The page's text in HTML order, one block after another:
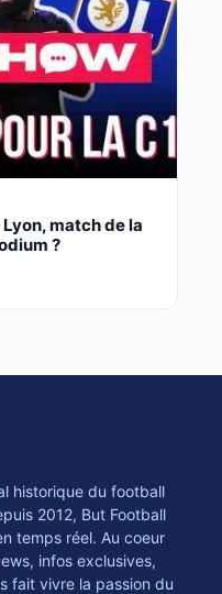
match de la
?
historique du football
2012, But Football
temps réel. Au coeur
infos exclusives,
fait vivre la passion du